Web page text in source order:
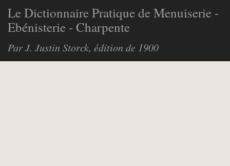
Le Dictionnaire Pratique de Menuiserie -
Ebénisterie - Charpente
Par J. Justin Storck, édition de 1900